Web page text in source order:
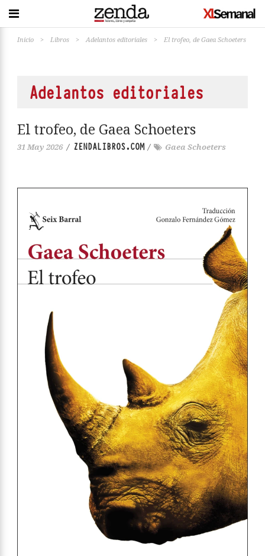
Inicio > Libros > Adelantos editoriales > El trofeo, de Gaea Schoeters
Adelantos editoriales
El trofeo, de Gaea Schoeters
31 May 2026 / ZENDALIBROS.COM/ Gaea Schoeters